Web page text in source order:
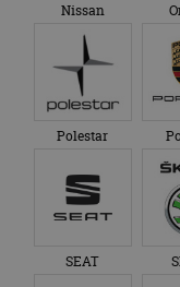
Nissan
Polestar
SEAT